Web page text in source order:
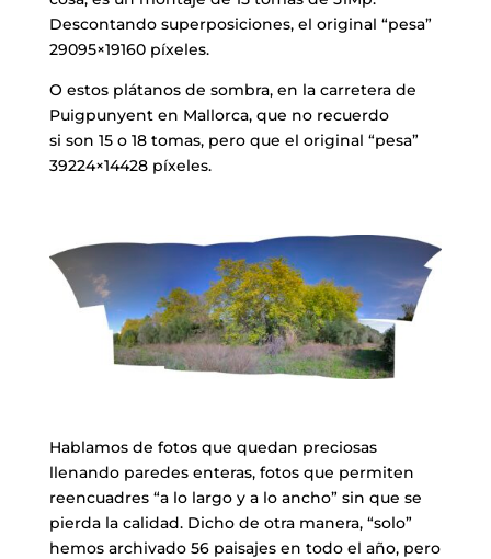
Descontando superposiciones, el original “pesa”
29095×19160 píxeles.
O estos plátanos de sombra, en la carretera de
Puigpunyent en Mallorca, que no recuerdo
si son 15 o 18 tomas, pero que el original “pesa”
39224×14428 píxeles.
​Hablamos de fotos que quedan preciosas
llenando paredes enteras, fotos que permiten
reencuadres “a lo largo y a lo ancho” sin que se
pierda la calidad. Dicho de otra manera, “solo”
hemos archivado 56 paisajes en todo el año, pero